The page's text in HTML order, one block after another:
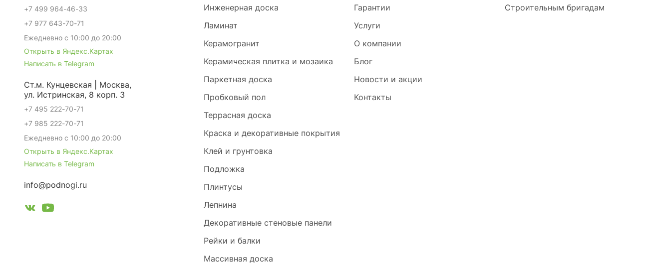
Инженерная доска
Ламинат
Керамогранит
Керамическая плитка и мозаика
Паркетная доска
Пробковый пол
Террасная доска
Краска и декоративные покрытия
Клей и грунтовка
Подложка
Плинтусы
Лепнина
Декоративные стеновые панели
Рейки и балки
Массивная доска
Гарантии
Услуги
О компании
Блог
Новости и акции
Контакты
Строительным бригадам
+7 499 964-46-33
+7 977 643-70-71
Ежедневно с 10:00 до 20:00
Открыть в Яндекс.Картах
Написать в Telegram
Ст.м. Кунцевская | Москва,
ул. Истринская, 8 корп. 3
+7 495 222-70-71
+7 985 222-70-71
Ежедневно с 10:00 до 20:00
Открыть в Яндекс.Картах
Написать в Telegram
info@podnogi.ru